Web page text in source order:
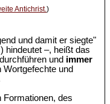
Antichrist.)
und damit er siegte"
hindeutet –, heißt das
und immer
und
des